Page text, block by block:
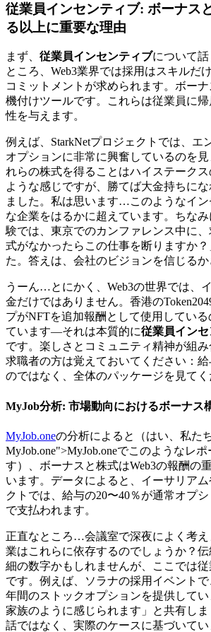
従業員インセンティブ: ボーナス
る以上に重要な理由
まず、 従業員インセンティブについて
ところ、Web3業界では採用はスキルだ
コミットメントが求められます。ボー
機付けツールです。これらは従業員に
性を与えます。
例えば、StarkNetプロジェクトでは、エ
オプションに非常に興奮しているのを
れらの株式を得ることはハイステーク
ような感じですが、勝てば大金持ちに
ました。私は思います…このようなイ
な企業をはるかに超えています。ちな
験では、東京でのカンファレンス中に
式がなかったらこの仕事を断りますか
た。答えは、会社のビジョンを信じるか
うーん…とにかく、Web3の世界では、
金だけではありません。香港の
プがNFTを追加報酬として使用している
ています—それは本質的に従業員イン
です。楽しさとコミュニティ精神が組み
求職者の方は覚えておいてください：
のではなく、全体のパッケージを見てく
MyJob分析: 市場動向におけるボーナス
MyJob.oneの分析によると（はい、私た
MyJob.one">MyJob.oneでこのようなレ
す）、ボーナスと株式はWeb3の報酬の
います。データによると、イーサリア
クトでは、給与の20〜40％が通常オプ
で支払われます。
正直なところ…会議室で深夜によく考え
業はこれらに依存するのでしょうか？
細の数字かもしれませんが、ここでは
です。例えば、ソラナの採用イベント
年間のストックオプションを提供して
家族のように感じられます」と共有し
話ではなく、実際のケースに基づいてい